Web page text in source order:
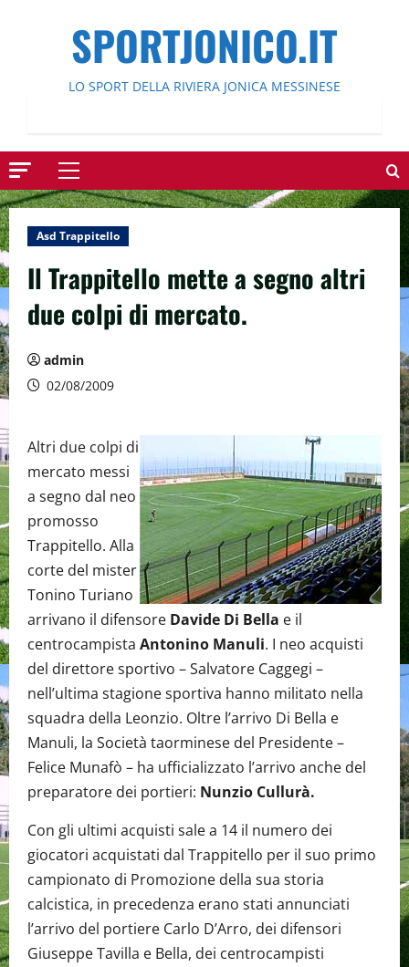
SPORTJONICO.IT
LO SPORT DELLA RIVIERA JONICA MESSINESE
Menu
principale
Asd Trappitello
Il Trappitello mette a segno altri
due colpi di mercato.
admin
02/08/2009
Altri due colpi di
mercato messi
a segno dal neo
promosso
Trappitello. Alla
corte del mister
Tonino Turiano
arrivano il difensore Davide Di Bella e il
centrocampista Antonino Manuli. I neo acquisti
del direttore sportivo – Salvatore Caggegi –
nell’ultima stagione sportiva hanno militato nella
squadra della Leonzio. Oltre l’arrivo Di Bella e
Manuli, la Società taorminese del Presidente –
Felice Munafò – ha ufficializzato l’arrivo anche del
preparatore dei portieri: Nunzio Cullurà.
Con gli ultimi acquisti sale a 14 il numero dei
giocatori acquistati dal Trappitello per il suo primo
campionato di Promozione della sua storia
calcistica, in precedenza erano stati annunciati
l’arrivo del portiere Carlo D’Arro, dei difensori
Giuseppe Tavilla e Bella, dei centrocampisti